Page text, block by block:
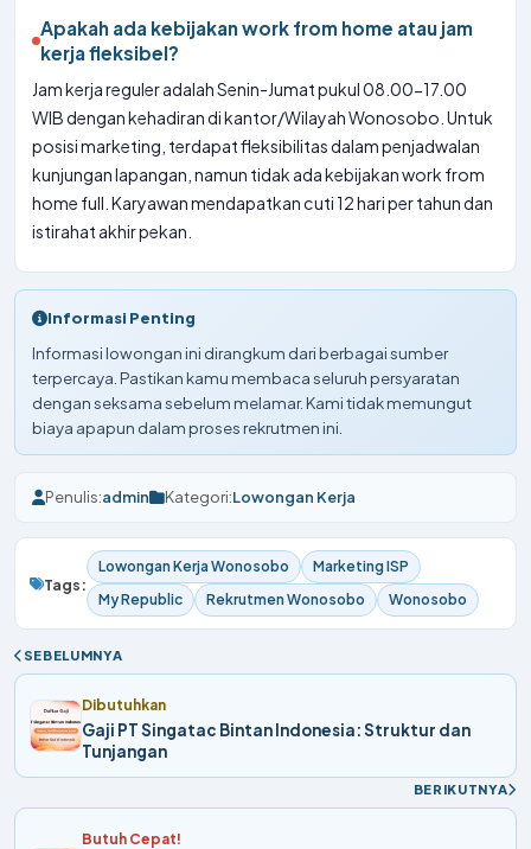
Apakah ada kebijakan work from home atau jam
kerja fleksibel?
Jam kerja reguler adalah Senin-Jumat pukul 08.00-17.00
WIB dengan kehadiran di kantor/Wilayah Wonosobo. Untuk
posisi marketing, terdapat fleksibilitas dalam penjadwalan
kunjungan lapangan, namun tidak ada kebijakan work from
home full. Karyawan mendapatkan cuti 12 hari per tahun dan
istirahat akhir pekan.
Informasi Penting
Informasi lowongan ini dirangkum dari berbagai sumber
terpercaya. Pastikan kamu membaca seluruh persyaratan
dengan seksama sebelum melamar. Kami tidak memungut
biaya apapun dalam proses rekrutmen ini.
Penulis:admin Kategori:Lowongan Kerja
Tags:
Lowongan Kerja Wonosobo
Marketing ISP
My Republic
Rekrutmen Wonosobo Wonosobo
SEBELUMNYA
Dibutuhkan
Gaji PT Singatac Bintan Indonesia: Struktur dan
Tunjangan
BERIKUTNYA
Butuh Cepat!